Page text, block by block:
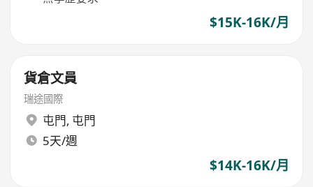
$15K-16K/月
貨倉文員
瑞途國際
屯門, 屯門
5天/週
$14K-16K/月